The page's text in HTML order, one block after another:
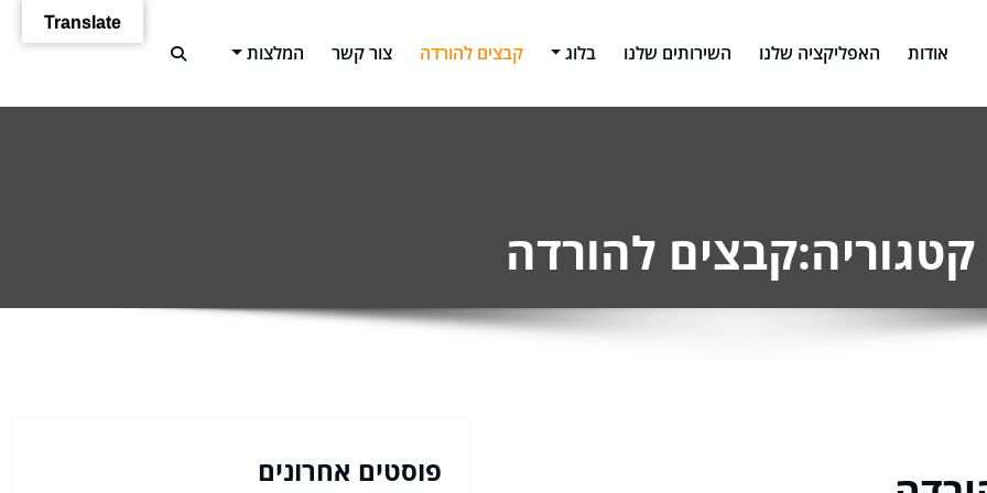
לציון – מורן לזר
אודות האפליקציה שלנו השירותים שלנו בלוג קבצים להורדה צור קשר המלצות
קטגוריה:קבצים להורדה
פוסטים אחרונים
Translate